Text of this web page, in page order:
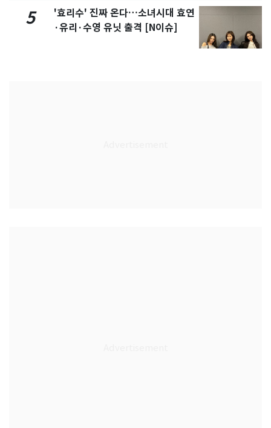
5
'효리수' 진짜 온다…소녀시대 효연
·유리·수영 유닛 출격 [N이슈]